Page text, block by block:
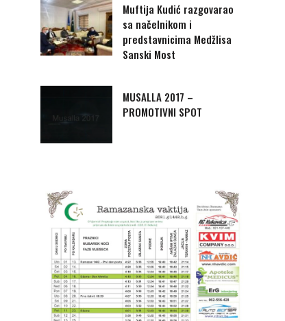
Muftija Kudić razgovarao
sa načelnikom i
predstavnicima Medžlisa
Sanski Most
MUSALLA 2017 –
PROMOTIVNI SPOT